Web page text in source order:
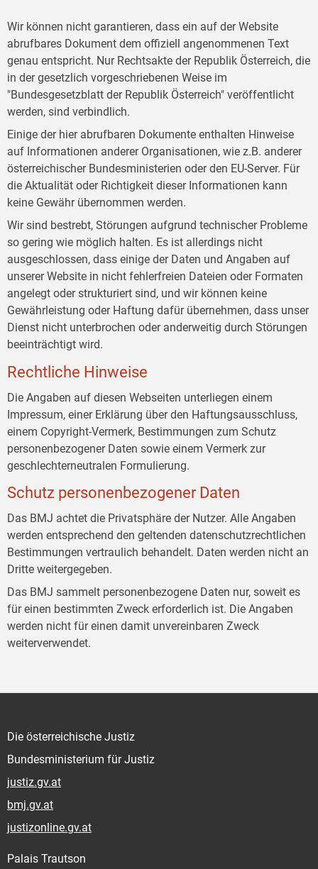
Wir können nicht garantieren, dass ein auf der Website
abrufbares Dokument dem offiziell angenommenen Text
genau entspricht. Nur Rechtsakte der Republik Österreich, die
in der gesetzlich vorgeschriebenen Weise im
"Bundesgesetzblatt der Republik Österreich" veröffentlicht
werden, sind verbindlich.
Einige der hier abrufbaren Dokumente enthalten Hinweise
auf Informationen anderer Organisationen, wie z.B. anderer
österreichischer Bundesministerien oder den EU-Server. Für
die Aktualität oder Richtigkeit dieser Informationen kann
keine Gewähr übernommen werden.
Wir sind bestrebt, Störungen aufgrund technischer Probleme
so gering wie möglich halten. Es ist allerdings nicht
ausgeschlossen, dass einige der Daten und Angaben auf
unserer Website in nicht fehlerfreien Dateien oder Formaten
angelegt oder strukturiert sind, und wir können keine
Gewährleistung oder Haftung dafür übernehmen, dass unser
Dienst nicht unterbrochen oder anderweitig durch Störungen
beeinträchtigt wird.
Rechtliche Hinweise
Die Angaben auf diesen Webseiten unterliegen einem
Impressum, einer Erklärung über den Haftungsausschluss,
einem Copyright-Vermerk, Bestimmungen zum Schutz
personenbezogener Daten sowie einem Vermerk zur
geschlechterneutralen Formulierung.
Schutz personenbezogener Daten
Das BMJ achtet die Privatsphäre der Nutzer. Alle Angaben
werden entsprechend den geltenden datenschutzrechtlichen
Bestimmungen vertraulich behandelt. Daten werden nicht an
Dritte weitergegeben.
Das BMJ sammelt personenbezogene Daten nur, soweit es
für einen bestimmten Zweck erforderlich ist. Die Angaben
werden nicht für einen damit unvereinbaren Zweck
weiterverwendet.
Die österreichische Justiz
Bundesministerium für Justiz
justiz.gv.at
bmj.gv.at
justizonline.gv.at
Palais Trautson